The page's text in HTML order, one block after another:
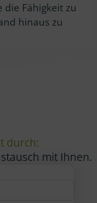
die Fähigkeit zu
hinaus zu
durch:
mit Ihnen.